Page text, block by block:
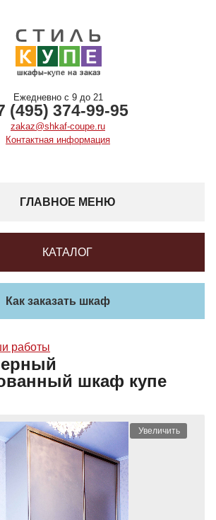
Ежедневно с 9 до 21
(495) 374-99-95
zakaz@shkaf-coupe.ru
Контактная информация
ГЛАВНОЕ МЕНЮ
КАТАЛОГ
Как заказать шкаф
работы
шкаф купе
Увеличить